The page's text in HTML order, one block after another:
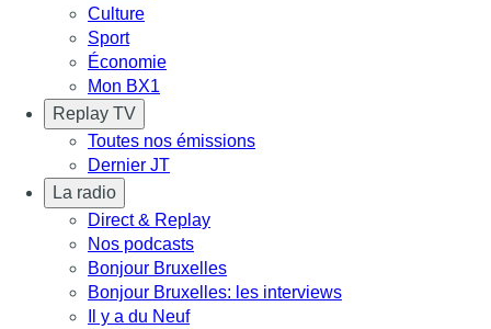
Culture
Sport
Économie
Mon BX1
Replay TV
Toutes nos émissions
Dernier JT
La radio
Direct & Replay
Nos podcasts
Bonjour Bruxelles
Bonjour Bruxelles: les interviews
Il y a du Neuf